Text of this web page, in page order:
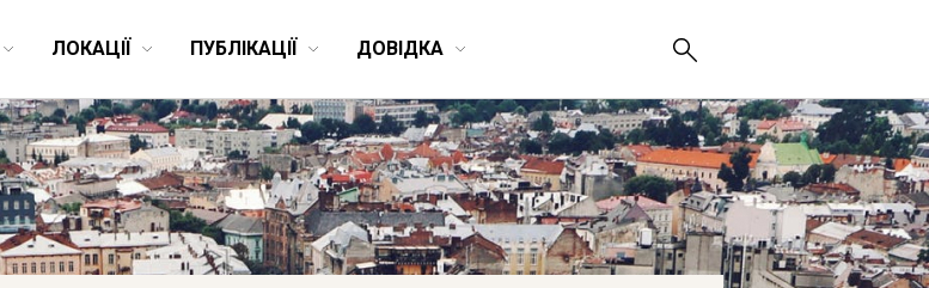
ЛОКАЦІЇ ПУБЛІКАЦІЇ ДОВІДКА